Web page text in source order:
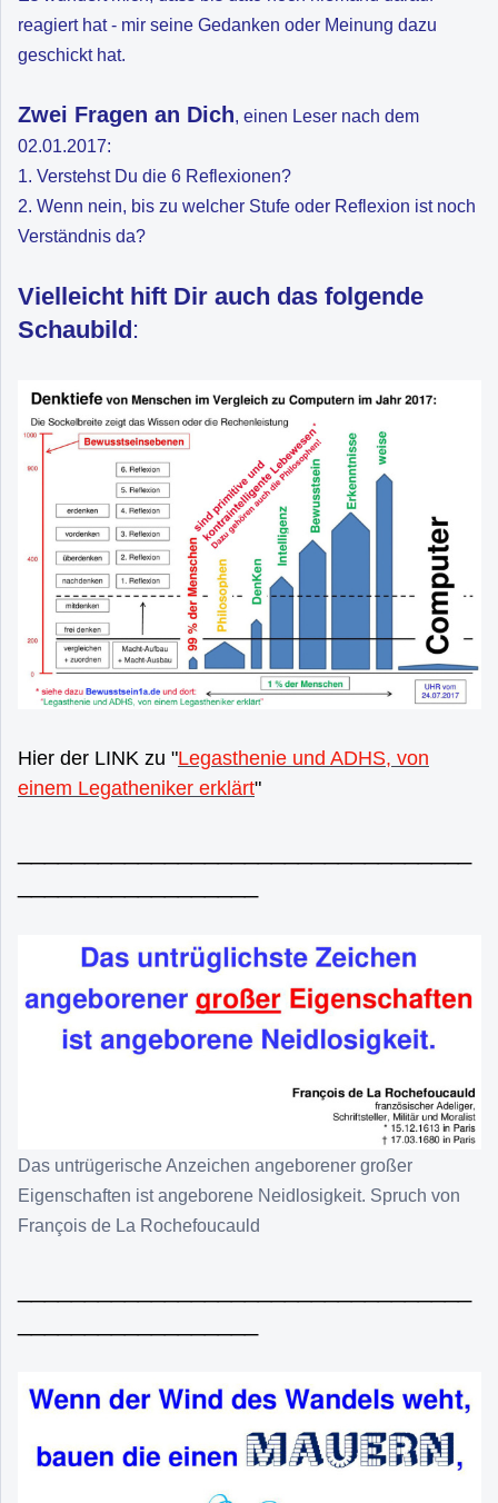
reagiert hat - mir seine Gedanken oder Meinung dazu
geschickt hat.
Zwei Fragen an Dich, einen Leser nach dem
02.01.2017:
1. Verstehst Du die 6 Reflexionen?
2. Wenn nein, bis zu welcher Stufe oder Reflexion ist noch
Verständnis da?
Vielleicht hift Dir auch das folgende
Schaubild :
Hier der LINK zu "Legasthenie und ADHS, von
einem Legatheniker erklärt"
Das untrügerische Anzeichen angeborener großer
Eigenschaften ist angeborene Neidlosigkeit. Spruch von
François de La Rochefoucauld